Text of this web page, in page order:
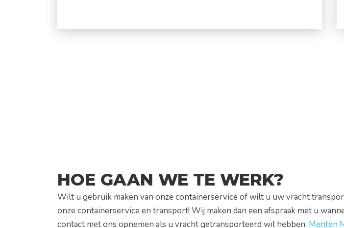
HOE GAAN WE TE WERK?
Wilt u gebruik maken van onze containerservice of wilt u uw vracht
onze containerservice en transport! Wij maken dan een afspraak met u
contact met ons opnemen als u vracht getransporteerd wil hebben. Menten